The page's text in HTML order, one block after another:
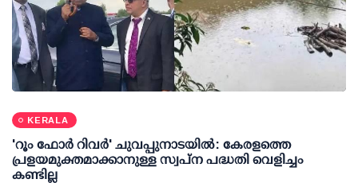
KERALA
'റൂം ഫോര്‍ റിവര്‍' ചുവപ്പുനാടയില്‍: കേരളത്തെ
പ്രളയമുക്തമാക്കാനുള്ള സ്വപ്ന പദ്ധതി വെളിച്ചം
കണ്ടില്ല